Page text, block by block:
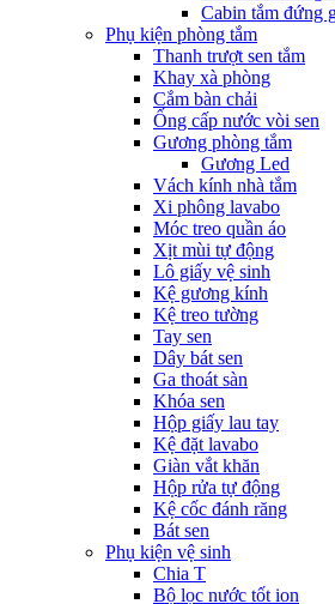
Cabin tắm đứng
Phụ kiện phòng tắm
Thanh trượt sen tắm
Khay xà phòng
Cắm bàn chải
Ống cấp nước vòi sen
Gương phòng tắm
Gương Led
Vách kính nhà tắm
Xi phông lavabo
Móc treo quần áo
Xịt mùi tự động
Lô giấy vệ sinh
Kệ gương kính
Kệ treo tường
Tay sen
Dây bát sen
Ga thoát sàn
Khóa sen
Hộp giấy lau tay
Kệ đặt lavabo
Giàn vắt khăn
Hộp rửa tự động
Kệ cốc đánh răng
Bát sen
Phụ kiện vệ sinh
Chia T
Bộ lọc nước tốt ion